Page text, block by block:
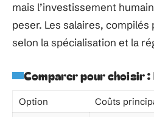
mais l’investissement
peser. Les salaires,
selon la spécialisation et la
Comparer pour choisir :
Option Coûts